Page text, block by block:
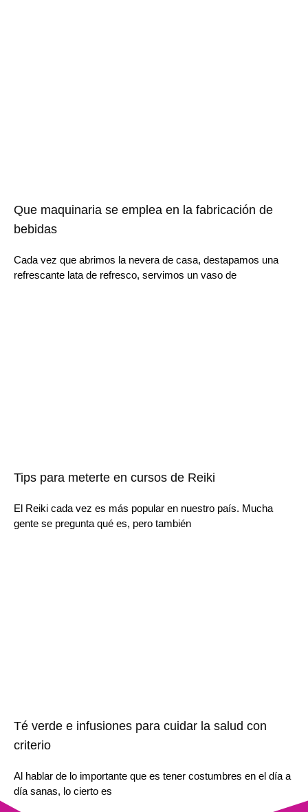
Que maquinaria se emplea en la fabricación de
bebidas
Cada vez que abrimos la nevera de casa, destapamos una
refrescante lata de refresco, servimos un vaso de
Tips para meterte en cursos de Reiki
El Reiki cada vez es más popular en nuestro país. Mucha
gente se pregunta qué es, pero también
Té verde e infusiones para cuidar la salud con
criterio
Al hablar de lo importante que es tener costumbres en el día a
día sanas, lo cierto es